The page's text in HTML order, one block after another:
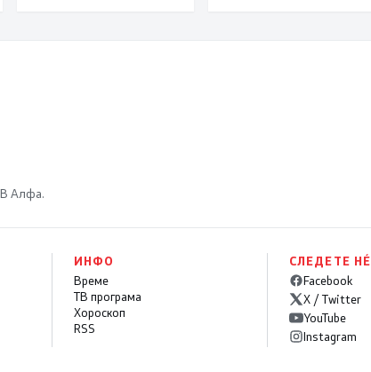
Алфа.
ИНФО
Време
ТВ програма
Хороскоп
RSS
СЛЕДЕТЕ НÉ
Facebook
X / Twitter
YouTube
Instagram